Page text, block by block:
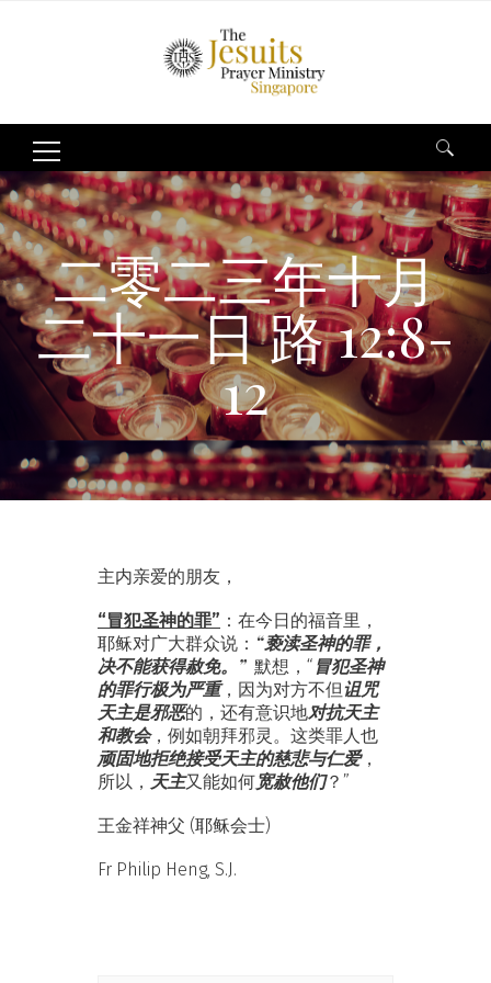
Search
for:
二零二三年十月
二十一日 路 12:8-
12
主内亲爱的朋友，
“冒犯圣神的罪” ：在今日的福音里，
耶稣对广大群众说： “亵渎圣神的罪，
决不能获得赦免。”默想，“ 冒犯圣神
的罪行极为严重，因为对方不但诅咒
天主是邪恶的，还有意识地对抗天主
和教会，例如朝拜邪灵。这类罪人也
顽固地拒绝接受天主的慈悲与仁爱，
所以， 天主又能如何宽赦他们？”
王金祥神父 (耶稣会士)
Fr Philip Heng, S.J.